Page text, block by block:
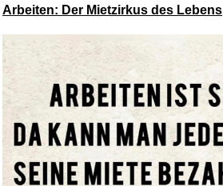
Arbeiten: Der Mietzirkus des Lebens